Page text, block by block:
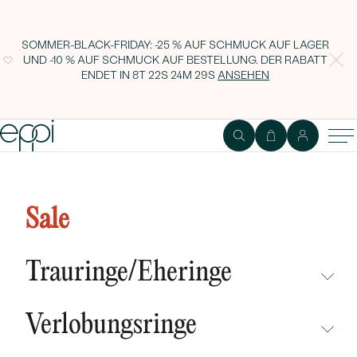
SOMMER-BLACK-FRIDAY: -25 % AUF SCHMUCK AUF LAGER
UND -10 % AUF SCHMUCK AUF BESTELLUNG. DER RABATT
ENDET IN 8T 22S 24M 28S ANSEHEN
Sale
Trauringe/Eheringe
NEUHEITEN
Verlobungsringe
Gravur am Umfang Jomami